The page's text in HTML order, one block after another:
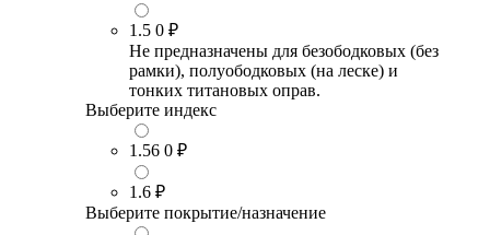
1.5 0 ₽
Не предназначены для безободковых (без
рамки), полуободковых (на леске) и
тонких титановых оправ.
Выберите индекс
1.56 0 ₽
1.6 ₽
Выберите покрытие/назначение